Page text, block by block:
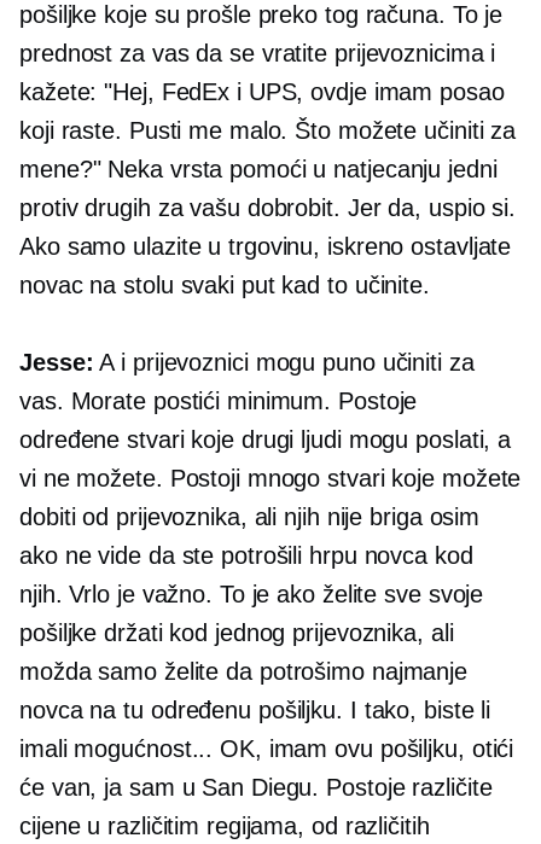
pošiljke koje su prošle preko tog računa. To je
prednost za vas da se vratite prijevoznicima i
kažete: "Hej, FedEx i UPS, ovdje imam posao
koji raste. Pusti me malo. Što možete učiniti za
mene?" Neka vrsta pomoći u natjecanju jedni
protiv drugih za vašu dobrobit. Jer da, uspio si.
Ako samo ulazite u trgovinu, iskreno ostavljate
novac na stolu svaki put kad to učinite.
Jesse: A i prijevoznici mogu puno učiniti za
vas. Morate postići minimum. Postoje
određene stvari koje drugi ljudi mogu poslati, a
vi ne možete. Postoji mnogo stvari koje možete
dobiti od prijevoznika, ali njih nije briga osim
ako ne vide da ste potrošili hrpu novca kod
njih. Vrlo je važno. To je ako želite sve svoje
pošiljke držati kod jednog prijevoznika, ali
možda samo želite da potrošimo najmanje
novca na tu određenu pošiljku. I tako, biste li
imali mogućnost... OK, imam ovu pošiljku, otići
će van, ja sam u San Diegu. Postoje različite
cijene u različitim regijama, od različitih